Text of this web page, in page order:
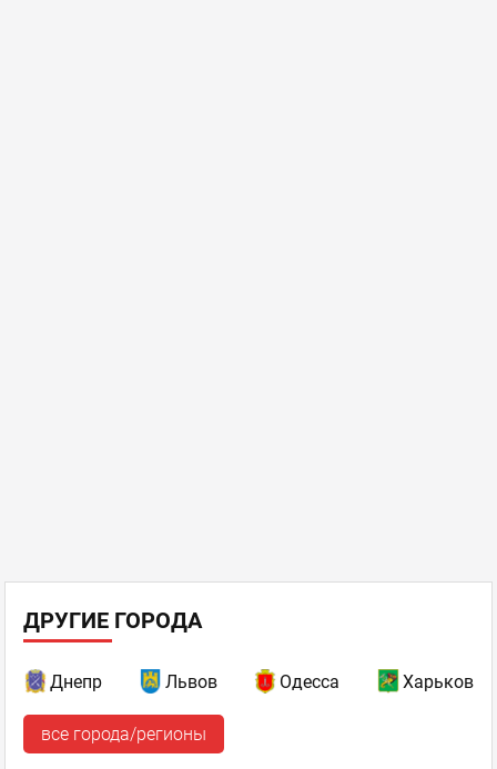
ДРУГИЕ ГОРОДА
Днепр Львов Одесса Харьков
все города/регионы